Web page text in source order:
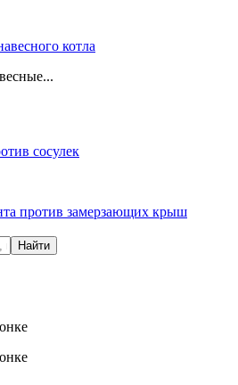
котла
сосулек
против замерзающих крыш